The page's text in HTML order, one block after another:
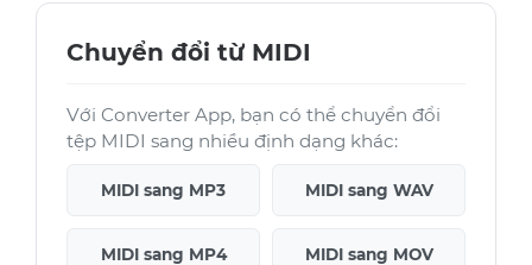
Chuyển đổi từ MIDI
Với Converter App, bạn có thể chuyển đổi
tệp MIDI sang nhiều định dạng khác:
MIDI sang MP3 MIDI sang WAV
MIDI sang MP4 MIDI sang MOV